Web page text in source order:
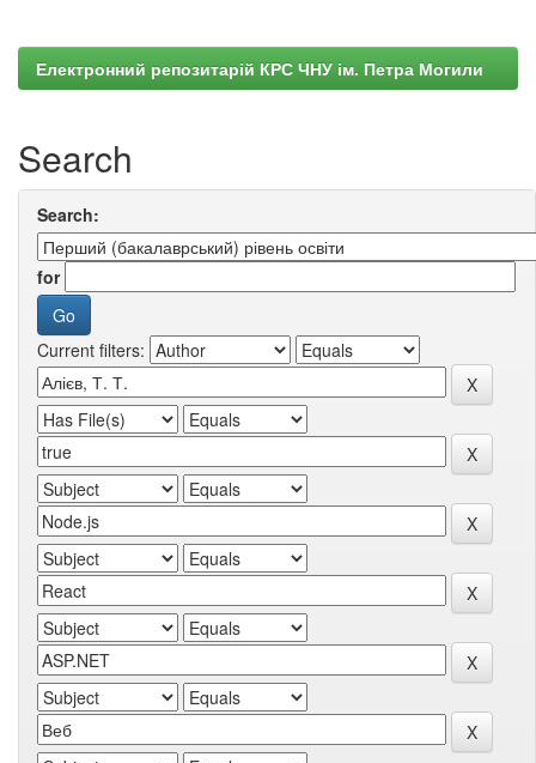
Електронний репозитарій КРС ЧНУ ім. Петра Могили
Search
Search:
for
Current filters: